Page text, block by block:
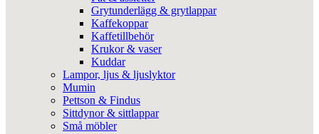
Grytunderlägg & grytlappar
Kaffekoppar
Kaffetillbehör
Krukor & vaser
Kuddar
Lampor, ljus & ljuslyktor
Mumin
Pettson & Findus
Sittdynor & sittlappar
Små möbler